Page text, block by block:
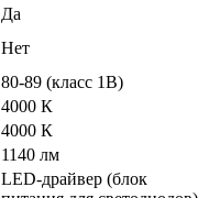
Да
Нет
80-89 (класс 1В)
4000 К
4000 К
1140 лм
LED-драйвер (блок